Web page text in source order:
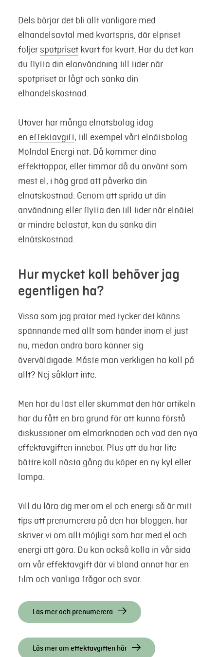
Dels börjar det bli allt vanligare med
elhandelsavtal med kvartspris, där elpriset
följer spotprisetkvart för kvart. Har du det kan
du flytta din elanvändning till tider när
spotpriset är lågt och sänka din
elhandelskostnad.
Utöver har många elnätsbolag idag
en effektavgift, till exempel vårt elnätsbolag
Mölndal Energi nät. Då kommer dina
effekttoppar, eller timmar då du använt som
mest el, i hög grad att påverka din
elnätskostnad. Genom att sprida ut din
användning eller flytta den till tider när elnätet
är mindre belastat, kan du sänka din
elnätskostnad.
Hur mycket koll behöver jag
egentligen ha?
Vissa som jag pratar med tycker det känns
spännande med allt som händer inom el just
nu, medan andra bara känner sig
överväldigade. Måste man verkligen ha koll på
allt? Nej såklart inte.
Men har du läst eller skummat den här artikeln
har du fått en bra grund för att kunna förstå
diskussioner om elmarknaden och vad den nya
effektavgiften innebär. Plus att du har lite
bättre koll nästa gång du köper en ny kyl eller
lampa.
Vill du lära dig mer om el och energi så är mitt
tips att prenumerera på den här bloggen, här
skriver vi om allt möjligt som har med el och
energi att göra. Du kan också kolla in vår sida
om vår effektavgift där vi bland annat har en
film och vanliga frågor och svar.
Läs mer och prenumerera
Läs mer om effektavgiften här